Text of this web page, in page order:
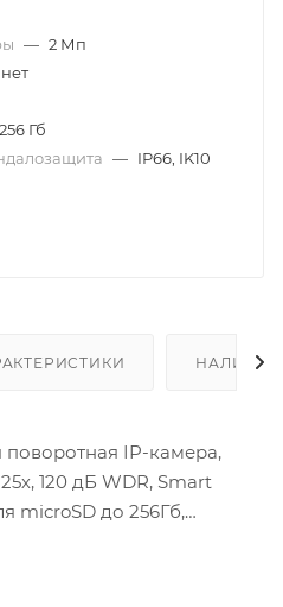
— 2 Мп
нет
Гб
— IP66, IK10
НАЛИЧИЕ
IP-камера,
120 дБ WDR, Smart
microSD до 256Гб,